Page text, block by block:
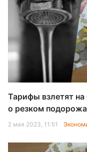
Тарифы взлетят
о резком
2 мая 2023, 11:51